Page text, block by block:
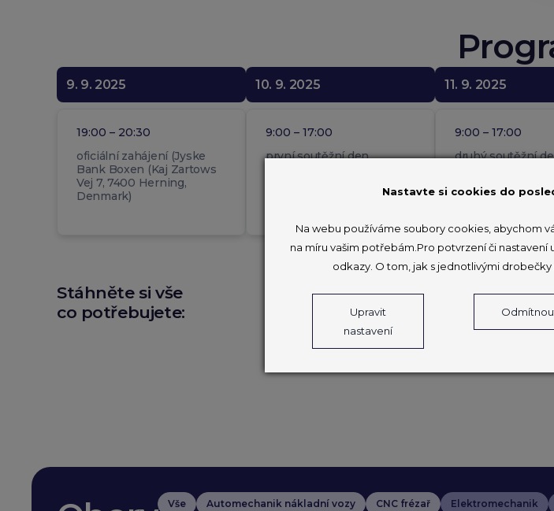
9. 9. 2025
19:00 – 20:30
oficiální zahájení (Jyske
Bank Boxen (Kaj Zartows
Vej 7, 7400 Herning,
Denmark)
10. 9. 2025
9:00 – 17:00
první soutěžní den
11. 9. 2025
9:00 – 17:00
druhý soutěžní
Stáhněte si vše
co potřebujete:
Vše Automechanik nákladní vozy CNC frézař Elektromechanik
Nastavte si cookies do
Na webu používáme soubory cookies, abychom
na míru vašim potřebám.Pro potvrzení či
odkazy. O tom, jak s jednotlivými
Upravit
nastavení